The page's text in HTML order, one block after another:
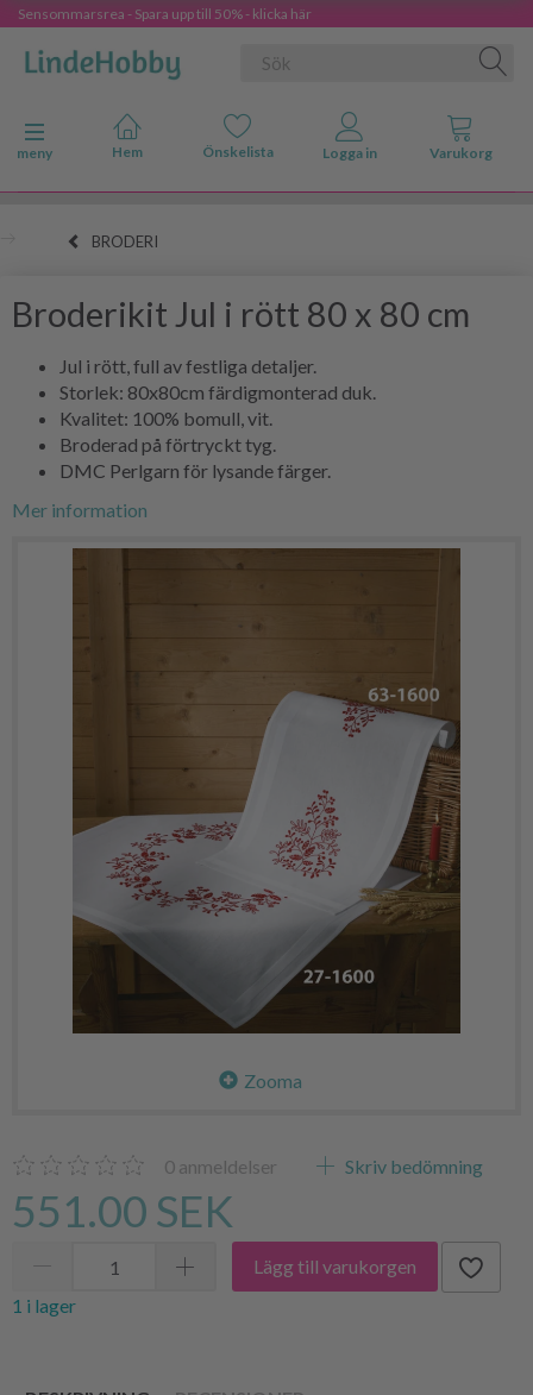
Sensommarsrea - Spara upp till 50% - klicka här
Ändra navigering
meny
BRODERI
Broderikit Jul i rött 80 x 80 cm
Jul i rött, full av festliga detaljer.
Storlek: 80x80cm färdigmonterad duk.
Kvalitet: 100% bomull, vit.
Broderad på förtryckt tyg.
DMC Perlgarn för lysande färger.
Mer information
Zooma
0 anmeldelser Skriv bedömning
551.00 SEK
Lägg till varukorgen
1 i lager